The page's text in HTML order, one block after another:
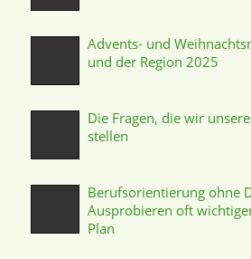
Advents- und
und der Region 2025
Die Fragen, die wir
stellen
Berufsorientierung ohne
Ausprobieren oft
Plan